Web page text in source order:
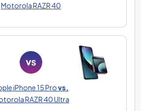
Motorola RAZR 40
iPhone 15 Provs.
RAZR 40 Ultra